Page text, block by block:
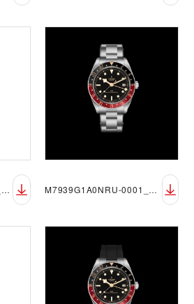
M7939G1A0NRU-0001_black_73560_FF_sRGB M7939G1A0NRU-0001_black_73560_FF_sRGB_blak